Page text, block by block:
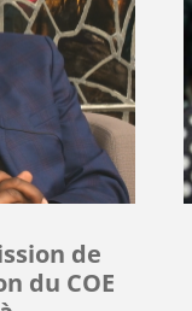
de
du COE